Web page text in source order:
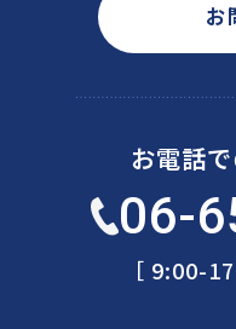
お
お電話
06-
［ 9:00-